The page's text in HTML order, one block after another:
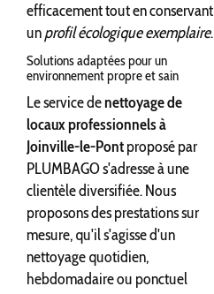
efficacement tout en conservant
unprofil écologique exemplaire.
Solutions adaptées pour un
environnement propre et sain
Le service denettoyage de
locaux professionnels à
Joinville-le-Pontproposé par
PLUMBAGO s'adresse à une
clientèle diversifiée. Nous
proposons des prestations sur
mesure, qu'il s'agisse d'un
nettoyage quotidien,
hebdomadaire ou ponctuel